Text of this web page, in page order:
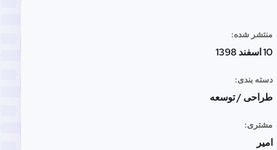
منتشر شده:
10 اسفند 1398
دسته بندی:
طراحی / توسعه
مشتری:
امیر